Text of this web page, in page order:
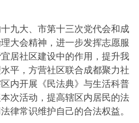
九大、市第十三次党代会和成
大会精神，进一步发挥志愿服
居社区建设中的作用，提升我
平，方营社区联合成都聚力社
内开展《民法典》与生活科普
次活动，提高辖区内居民的法
律常识维护自己的合法权益。